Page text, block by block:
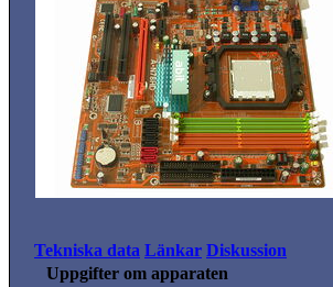
Tekniska data Länkar Diskussion
Uppgifter om apparaten